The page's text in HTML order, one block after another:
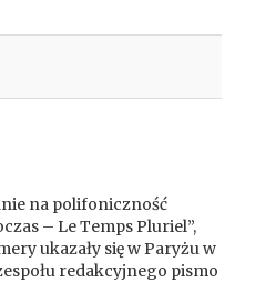
na polifoniczność
– Le Temps Pluriel”,
ukazały się w Paryżu w
redakcyjnego pismo